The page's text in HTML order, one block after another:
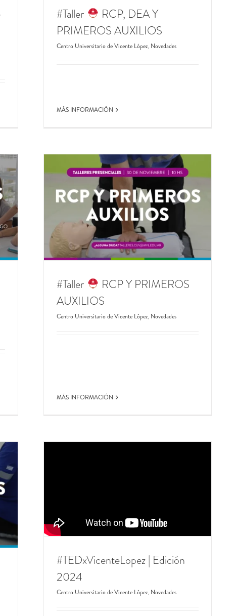
#Taller
RCP, DEA Y
PRIMEROS AUXILIOS
Centro Universitario de Vicente López, Novedades
MÁS INFORMACIÓN
#Taller
RCP Y PRIMEROS
AUXILIOS
Centro Universitario de Vicente López, Novedades
MÁS INFORMACIÓN
#Taller
PRIMEROS AUXILIOS Y RCP EN
GASTRONOMÍA
Centros Municipales de Capacitación Laboral
Rainero
Dirección de Formación
Dirección General de
Formación y Empleo Novedades
#TEDxVicenteLopez | Edición
2024
Centro Universitario de Vicente López, Novedades